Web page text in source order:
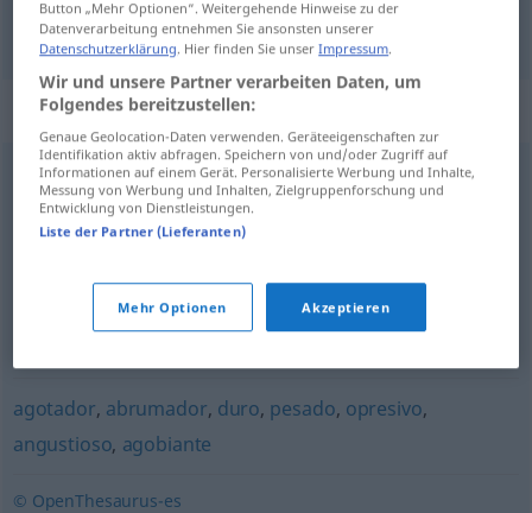
ermüdend,beschwerlich,anstrengend
Synonyme für "fatigoso"
extenuante,cansador (NoRAE),agotador,penoso
difícil
fatigado,jadeante
agotador, abrumador, duro, pesado, opresivo,
angustioso, agobiante
© OpenThesaurus-es
Button „Mehr Optionen“. Weitergehende Hinweise zu der
Datenverarbeitung entnehmen Sie ansonsten unserer
Datenschutzerklärung. Hier finden Sie unserImpressum.
Wir und unsere Partner verarbeiten Daten, um
Folgendes bereitzustellen:
Genaue Geolocation-Daten verwenden. Geräteeigenschaften zur
Identifikation aktiv abfragen. Speichern von und/oder Zugriff auf
Informationen auf einem Gerät. Personalisierte Werbung und Inhalte,
Messung von Werbung und Inhalten, Zielgruppenforschung und
Entwicklung von Dienstleistungen.
Liste der Partner (Lieferanten)
Mehr Optionen Akzeptieren